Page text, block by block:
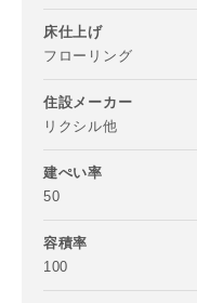
床仕上げ
フローリング
住設メーカー
リクシル他
建ぺい率
50
容積率
100